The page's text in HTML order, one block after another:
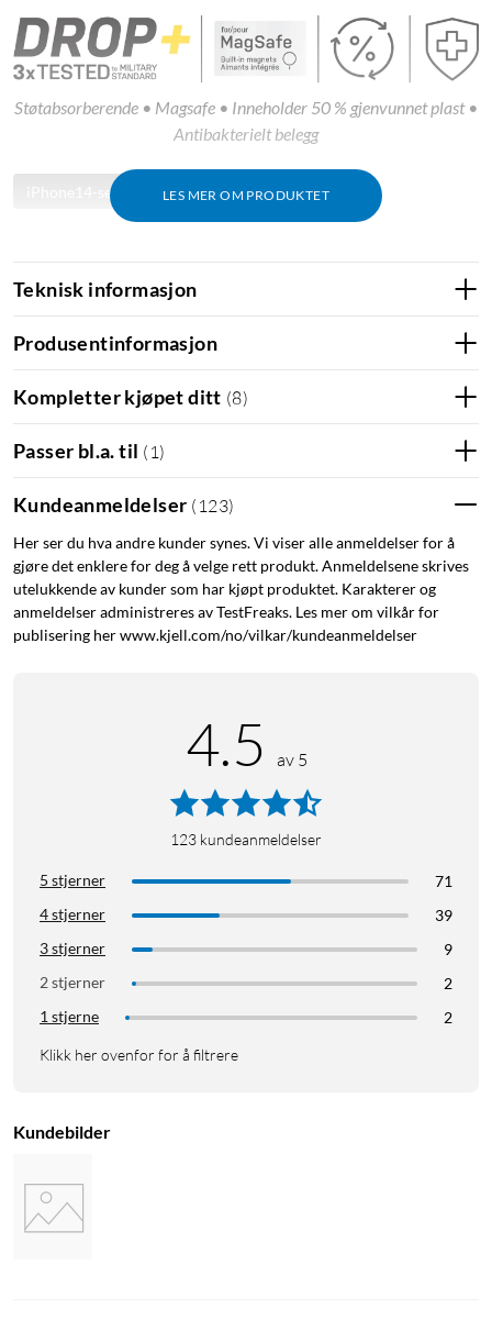
LES MER OM PRODUKTET
Støtabsorberende • Magsafe • Inneholder 50 % gjenvunnet plast •
Antibakterielt belegg
iPhone14-serien iPhone 14 Pro
Teknisk informasjon
Produsentinformasjon
Kompletter kjøpet ditt (8)
Passer bl.a. til ( 1 )
Kundeanmeldelser ( 123)
Her ser du hva andre kunder synes. Vi viser alle anmeldelser for å
gjøre det enklere for deg å velge rett produkt. Anmeldelsene skrives
utelukkende av kunder som har kjøpt produktet. Karakterer og
anmeldelser administreres av TestFreaks. Les mer om vilkår for
publisering her www.kjell.com/no/vilkar/kundeanmeldelser
4.5 av 5
123 kundeanmeldelser
5 stjerner
71
4 stjerner
39
3 stjerner
9
2 stjerner
2
1 stjerne
2
Klikk her ovenfor for å filtrere
Kundebilder